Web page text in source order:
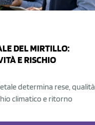
DEL MIRTILLO:
E RISCHIO
determina rese, qualità
climatico e ritorno